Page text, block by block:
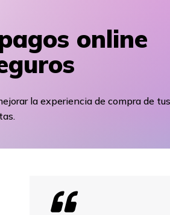
online
la experiencia de compra de tus